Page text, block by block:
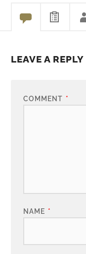
LEAVE A REPLY
COMMENT *
NAME *